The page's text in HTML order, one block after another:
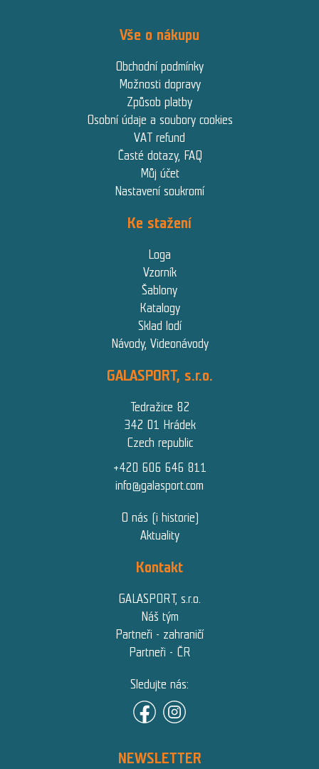
Vše o nákupu
Obchodní podmínky
Možnosti dopravy
Způsob platby
Osobní údaje a soubory cookies
VAT refund
Časté dotazy, FAQ
Můj účet
Nastavení soukromí
Ke stažení
Loga
Vzorník
Šablony
Katalogy
Sklad lodí
Návody, Videonávody
GALASPORT, s.r.o.
Tedražice 82
342 01 Hrádek
Czech republic
+420 606 646 811
info@galasport.com
O nás (i historie)
Aktuality
Kontakt
GALASPORT, s.r.o.
Náš tým
Partneři - zahraničí
Partneři - ČR
Sledujte nás:
NEWSLETTER